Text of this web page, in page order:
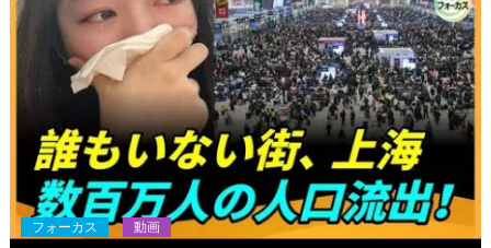
フォーカス 動画